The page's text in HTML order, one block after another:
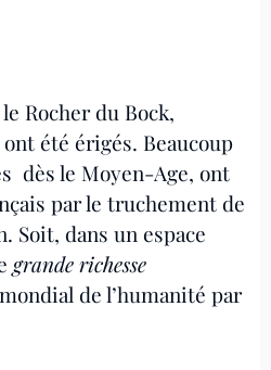
Rocher du Bock,
été érigés. Beaucoup
dès le Moyen-Age, ont
par le truchement de
Soit, dans un espace
grande richesse
de l’humanité par